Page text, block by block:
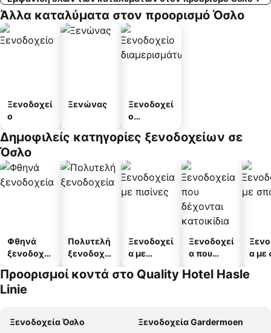
Άλλα καταλύματα στον προορισμό Όσλο
Ξενοδοχεί
ο
Ξενώνας
Ξενοδοχεί
ο
άτων
Δημοφιλείς κατηγορίες ξενοδοχείων σε
Όσλο
Φθηνά
ξενοδοχεί
Πολυτελή
ξενοδοχεί
Ξενοδοχεί
α με
Ξενοδοχεί
α που
κατοικίδι
α με
Προορισμοί κοντά στο Quality Hotel Hasle
Linie
Ξενοδοχεία Όσλο
Ξενοδοχεία Gardermoen